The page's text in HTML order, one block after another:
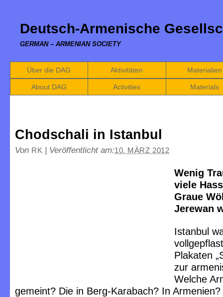
Deutsch-Armenische
GERMAN – ARMENIAN SOCIETY
Über die DAG Aktivitäten Materialien
About DAG Activities Materials
Chodschali in Istanbul
Von RK | Veröffentlicht am:10. MÄRZ 2012
Wenig
viele
Graue
Jerewan
Istanbul
Plakaten
zur
Welche
gemeint? Die in Berg-Karabach? In